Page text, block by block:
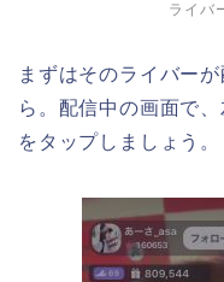
ライバ
まずはそのライバー
ら。配信中の画面で
をタップしましょう。